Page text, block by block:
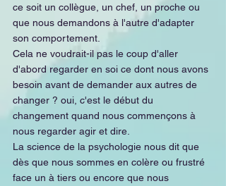
ce soit un collègue, un chef, un proche ou
que nous demandons à l'autre d'adapter
son comportement.
Cela ne voudrait-il pas le coup d'aller
d'abord regarder en soi ce dont nous avons
besoin avant de demander aux autres de
changer ? oui, c'est le début du
changement quand nous commençons à
nous regarder agir et dire.
La science de la psychologie nous dit que
dès que nous sommes en colère ou frustré
face un à tiers ou encore que nous